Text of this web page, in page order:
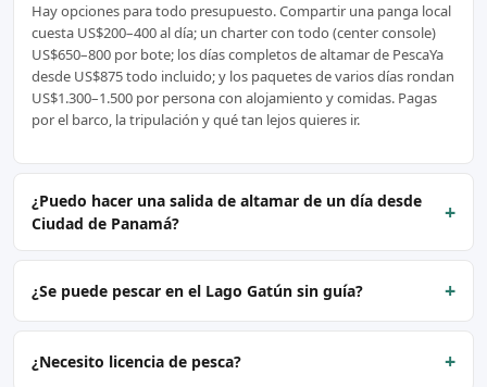
Hay opciones para todo presupuesto. Compartir una panga local
cuesta US$200–400 al día; un charter con todo (center console)
US$650–800 por bote; los días completos de altamar de PescaYa
desde US$875 todo incluido; y los paquetes de varios días rondan
US$1.300–1.500 por persona con alojamiento y comidas. Pagas
por el barco, la tripulación y qué tan lejos quieres ir.
¿Puedo hacer una salida de altamar de un día desde
Ciudad de Panamá?
+
¿Se puede pescar en el Lago Gatún sin guía? +
¿Necesito licencia de pesca? +